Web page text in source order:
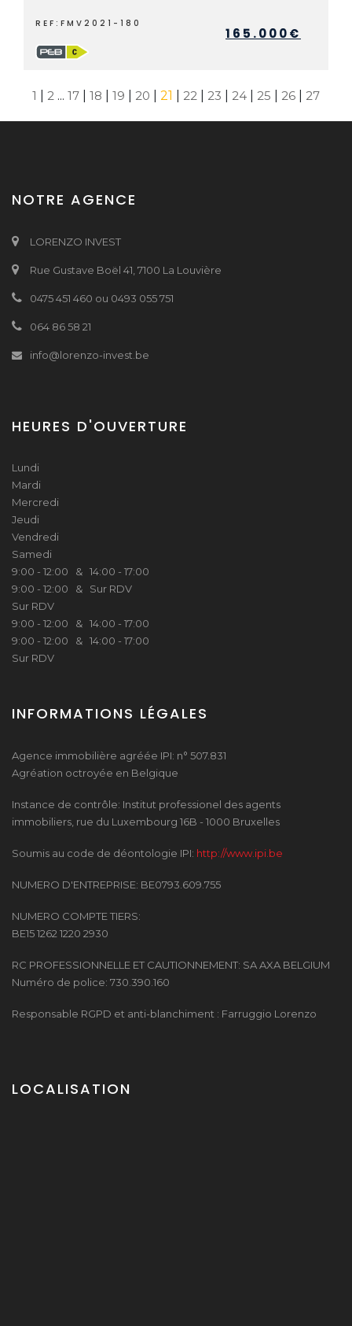
REF:FMV2021-180
165.000€
1 2 ... 17 18 19 20 21 22 23 24 25 26 27
NOTRE AGENCE
LORENZO INVEST
Rue Gustave Boël 41, 7100 La Louvière
0475 451 460 ou 0493 055 751
064 86 58 21
info@lorenzo-invest.be
HEURES D'OUVERTURE
Lundi
Mardi
Mercredi
Jeudi
Vendredi
Samedi
9:00 - 12:00 & 14:00 - 17:00
9:00 - 12:00 & Sur RDV
Sur RDV
9:00 - 12:00 & 14:00 - 17:00
9:00 - 12:00 & 14:00 - 17:00
Sur RDV
INFORMATIONS LÉGALES
Agence immobilière agréée IPI: n° 507.831
Agréation octroyée en Belgique
Instance de contrôle: Institut professionel des agents
immobiliers, rue du Luxembourg 16B - 1000 Bruxelles
Soumis au code de déontologie IPI: http://www.ipi.be
NUMERO D'ENTREPRISE: BE0793.609.755
NUMERO COMPTE TIERS:
BE15 1262 1220 2930
RC PROFESSIONNELLE ET CAUTIONNEMENT: SA AXA BELGIUM
Numéro de police: 730.390.160
Responsable RGPD et anti-blanchiment : Farruggio Lorenzo
LOCALISATION